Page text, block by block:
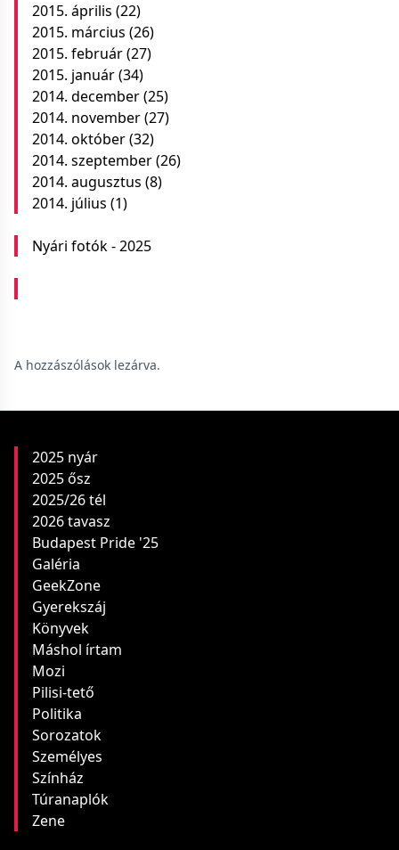
2015. április (22)
2015. március (26)
2015. február(27)
2015. január(34)
2014. december(25)
2014. november(27)
2014. október(32)
2014. szeptember(26)
2014. augusztus (8)
2014. július (1)
Nyári fotók - 2025
A hozzászólások lezárva.
2025 nyár
2025 ősz
2025/26 tél
2026 tavasz
Budapest Pride '25
Galéria
GeekZone
Gyerekszáj
Könyvek
Máshol írtam
Mozi
Pilisi-tető
Politika
Sorozatok
Személyes
Színház
Túranaplók
Zene